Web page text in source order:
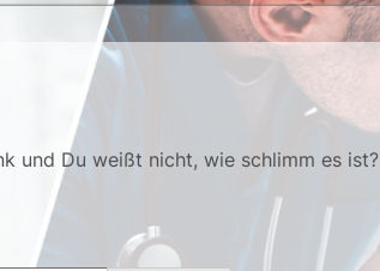
und Du weißt nicht, wie schlimm es ist?